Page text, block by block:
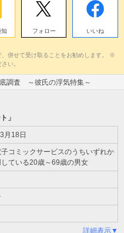
フォロー いいね
併せて受け取ることをお勧めします。 ※
い。
調査 ～彼氏の浮気特集～
」
月18日
コミックサービスのうちいずれか
ている20歳～69歳の男女
詳細表示▼